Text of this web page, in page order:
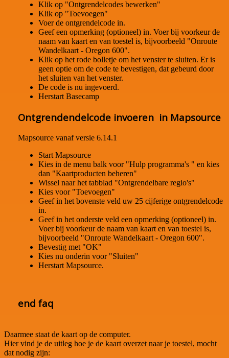
Klik op "Ontgrendelcodes bewerken"
Klik op "Toevoegen"
Voer de ontgrendelcode in.
Geef een opmerking (optioneel) in. Voer bij voorkeur de
naam van kaart en van toestel is, bijvoorbeeld "Onroute
Wandelkaart - Oregon 600".
Klik op het rode bolletje om het venster te sluiten. Er is
geen optie om de code te bevestigen, dat gebeurd door
het sluiten van het venster.
De code is nu ingevoerd.
Herstart Basecamp
Ontgrendendelcode invoeren in Mapsource
Mapsource vanaf versie 6.14.1
Start Mapsource
Kies in de menu balk voor "Hulp programma's " en kies
dan "Kaartproducten beheren"
Wissel naar het tabblad "Ontgrendelbare regio's"
Kies voor "Toevoegen"
Geef in het bovenste veld uw 25 cijferige ontgrendelcode
in.
Geef in het onderste veld een opmerking (optioneel) in.
Voer bij voorkeur de naam van kaart en van toestel is,
bijvoorbeeld "Onroute Wandelkaart - Oregon 600".
Bevestig met "OK"
Kies nu onderin voor "Sluiten"
Herstart Mapsource.
end faq
Daarmee staat de kaart op de computer.
Hier vind je de uitleg hoe je de kaart overzet naar je toestel, mocht
dat nodig zijn: